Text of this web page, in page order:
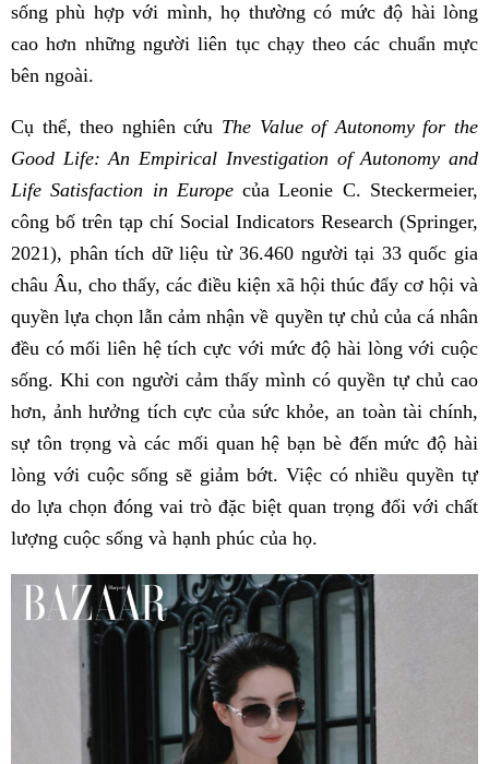
sống phù hợp với mình, họ thường có mức độ hài lòng
cao hơn những người liên tục chạy theo các chuẩn mực
bên ngoài.
Cụ thể, theo nghiên cứu The Value of Autonomy for the
Good Life: An Empirical Investigation of Autonomy and
Life Satisfaction in Europecủa Leonie C. Steckermeier,
công bố trên tạp chí Social Indicators Research (Springer,
2021), phân tích dữ liệu từ 36.460 người tại 33 quốc gia
châu Âu, cho thấy, các điều kiện xã hội thúc đẩy cơ hội và
quyền lựa chọn lẫn cảm nhận về quyền tự chủ của cá nhân
đều có mối liên hệ tích cực với mức độ hài lòng với cuộc
sống. Khi con người cảm thấy mình có quyền tự chủ cao
hơn, ảnh hưởng tích cực của sức khỏe, an toàn tài chính,
sự tôn trọng và các mối quan hệ bạn bè đến mức độ hài
lòng với cuộc sống sẽ giảm bớt. Việc có nhiều quyền tự
do lựa chọn đóng vai trò đặc biệt quan trọng đối với chất
lượng cuộc sống và hạnh phúc của họ.